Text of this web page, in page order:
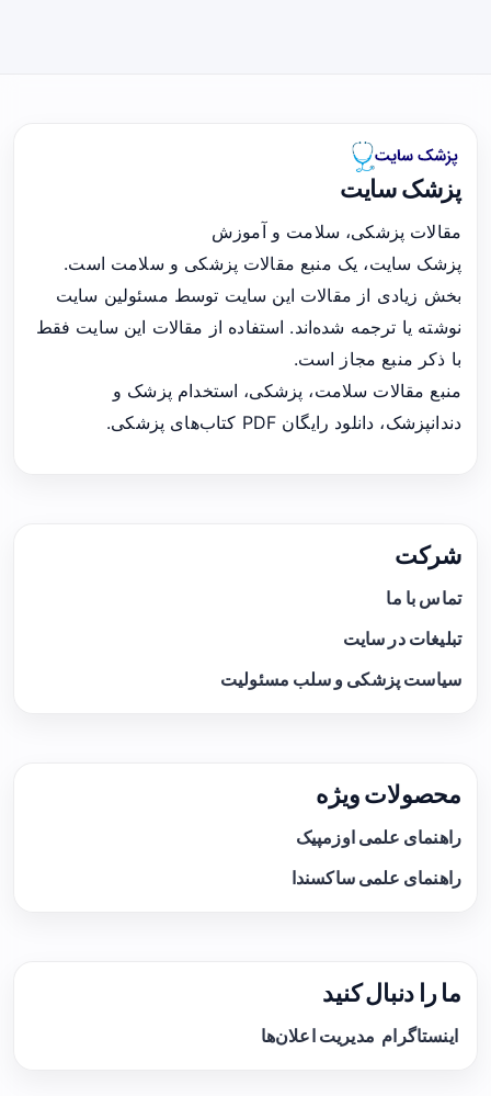
پزشک سایت
مقالات پزشکی، سلامت و آموزش
پزشک سایت، یک منبع مقالات پزشکی و سلامت است.
بخش زیادی از مقالات این سایت توسط مسئولین سایت
نوشته یا ترجمه شده‌اند. استفاده از مقالات این سایت فقط
با ذکر منبع مجاز است.
منبع مقالات سلامت، پزشکی، استخدام پزشک و
دندانپزشک، دانلود رایگان PDF کتاب‌های پزشکی.
شرکت
تماس با ما
تبلیغات در سایت
سیاست پزشکی و سلب مسئولیت
محصولات ویژه
راهنمای علمی اوزمپیک
راهنمای علمی ساکسندا
ما را دنبال کنید
اینستاگرام مدیریت اعلان‌ها